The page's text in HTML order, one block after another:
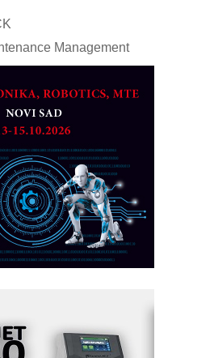
Management
oblika
i mašine za savremena
d.o.o.- vaš pouzdan
svoju toplinsku
pravca MINI-
NEXT-Robotika vođena